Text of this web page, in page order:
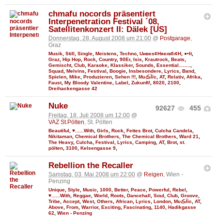
chmafu nocords präsentiert
Interpenetration Festival ´08,
Satellitenkonzert II: Dälek [US]
Donnerstag, 28. August 2008 um 21:00 @ Postgarage,
Graz
Musik, Still , Single, Meistens, Techno, Uивєs¢Няєιвℓι¢Н, ●•It,
Graz, Hip Hop, Rock, Country, 90Er, Isis, Krautrock, Beats,
Gemischt, Club, Karaoke, Klassiker, Sounds, Essential........,
Squad, Melvins, Festival , Boogie, Insbesondere, Lyrics, Band,
Spielen, Mike, Produzieren, Sehen !!!, MυڪĪīc, AT, Relativ, Afrika,
Faust, My Bloody Valentine, Label , Zukunft!, 8020, 2100,
Dreihackengasse 42
92627 455
Nuke
Freitag, 18. Juli 2008 um 12:00 @
VAZ St.Pölten , St. Pölten
Beautiful ♥......With Girls Rock Fettes Brot, Culcha Candela
Nikitaman Chemical Brothers The Chemical Brothers Ward 21
The Heavy, Culcha Festival Lyrics Camping AT, Brot, st.
pölten 3100 Kelsengasse 9
Rebellion the Recaller
Samstag, 03. Mai 2008 um 22:00 @ Reigen, Wien -
Penzing
Unique Style Music 1000 Better, Peace Powerful Rebel
♥......With Reggae World Roots Dancehall Soul Club Groove
Tribe Accept, West, Others African Lyrics London MυڪĪīc AT,
Above From Warrior, Exciting Fascinating 1140 Hadikgasse
62
Wien - Penzing